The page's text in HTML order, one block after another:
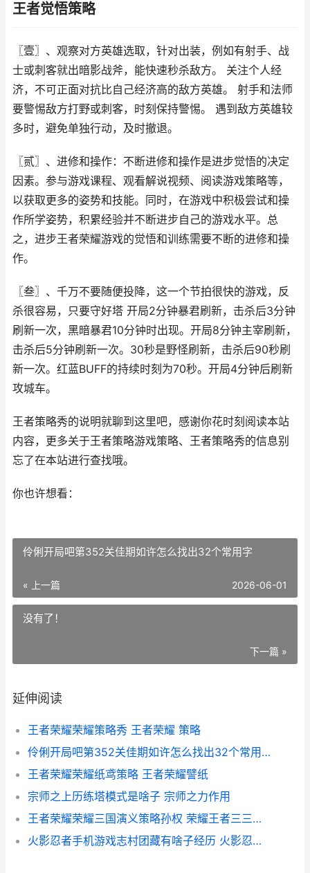
王者觉悟策略
〖壹〗、观察对方英雄选取，针对出装，例如有射手、战
士或刺客就出暗影战斧，能快速秒杀敌方。 关注个人经
济，不可正面对抗比自己经济高的敌方英雄。 射手和法师
要警惕敌方打野或刺客，时刻保持警惕。 遇到敌方英雄较
多时，避免单独行动，及时撤退。
〖贰〗、进修和操作：不断进修和操作是进步觉悟的决定
因素。参与游戏课程、观看解说视频、阅读游戏策略等，
以获取更多的姿势和技能。同时，在游戏中积极尝试和操
作所学姿势，积累经验并不断进步自己的游戏水平。总
之，进步王者荣耀游戏的觉悟和训练需要不断的进修和操
作。
〖叁〗、千万不要随便投降，这一个节拍很快的游戏，反
杀很容易，只要守好塔 开局2分钟暴君刷新，击杀后3分钟
刷新一次，黑暗暴君10分钟时出现。开局8分钟主宰刷新，
击杀后5分钟刷新一次。30秒是野怪刷新，击杀后90秒刷
新一次。红蓝BUFF的持续时刻为70秒。开局4分钟后刷新
攻城车。
王者策略秀的说明就聊到这里吧，感谢你花时刻阅读本站
内容，更多关于王者策略游戏策略、王者策略秀的信息别
忘了在本站进行查找哦。
你也许想看：
伶俐开局吧第352关佳期如许怎么找出32个常用字
« 上一篇 2026-06-01
没有了！
下一篇 »
延伸阅读
王者荣耀荣耀策略秀 王者荣耀 策略
伶俐开局吧第352关佳期如许怎么找出32个常用字
王者荣耀荣耀纸鸢策略 王者荣耀譬纸
宗师之上历练塔模式是啥子 宗师之力作用
王者荣耀荣耀三国演义策略孙权 荣耀王者三三木头笔趣阁
火影忍者手机游戏志村团藏有啥子经历 火影忍者手机游戏补帧app